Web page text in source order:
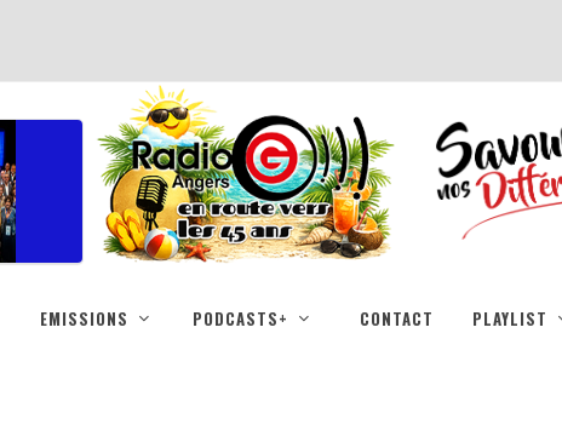
EMISSIONS PODCASTS+ CONTACT PLAYLIST